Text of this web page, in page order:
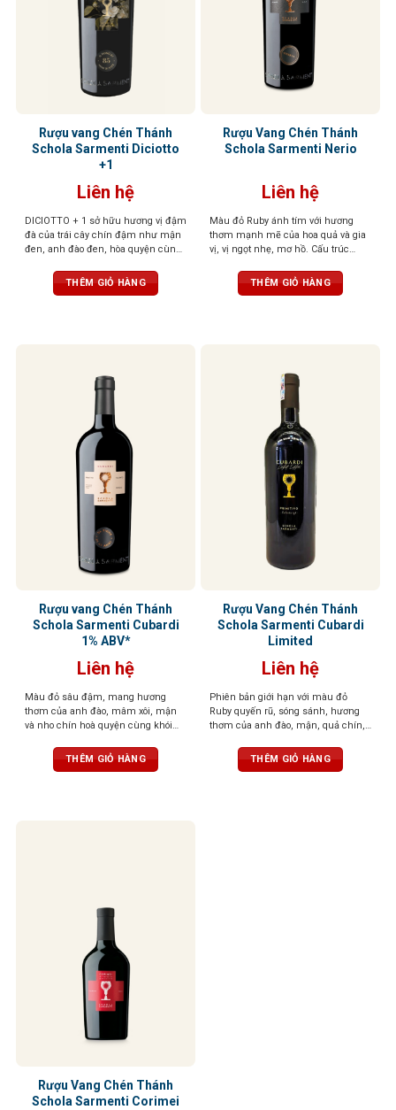
Rượu vang Chén Thánh
Schola Sarmenti Diciotto
+1
Liên hệ
DICIOTTO + 1 sở hữu hương vị đậm
đà của trái cây chín đậm như mận
đen, anh đào đen, hòa quyện cùng
rượu mạnh mẽ, tròn đầy, tannin
mượt mà và hậu vị kéo dài ấm áp,
THÊM GIỎ HÀNG
Rượu Vang Chén Thánh
Schola Sarmenti Nerio
Liên hệ
Màu đỏ Ruby ánh tím với hương
thơm mạnh mẽ của hoa quả và gia
vị, vị ngọt nhẹ, mơ hồ. Cấu trúc
THÊM GIỎ HÀNG
Rượu vang Chén Thánh
Schola Sarmenti Cubardi
1% ABV*
Liên hệ
Màu đỏ sâu đậm, mang hương
thơm của anh đào, mâm xôi, mận
và nho chín hoà quyện cùng khói
THÊM GIỎ HÀNG
Rượu Vang Chén Thánh
Schola Sarmenti Cubardi
Limited
Liên hệ
Phiên bản giới hạn với màu đỏ
Ruby quyến rũ, sóng sánh, hương
thơm của anh đào, mận, quả chín,
phê cháy, gỗ sồi, đất, hạnh nhân và
đinh hương. Dư vị sâu lắng, ấn
THÊM GIỎ HÀNG
Rượu Vang Chén Thánh
Schola Sarmenti Corimei